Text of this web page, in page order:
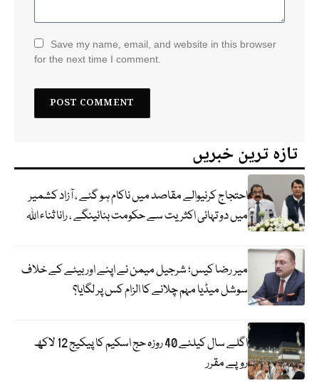
Save my name, email, and website in this browser
for the next time I comment.
تازہ ترین خبریں
احتجاج کرنیوالے مقاصد میں ناکام ہو گئے ، آزاد کشمیر
میں دو تہائی اکثریت سے حکومت بنائینگے ، رانا ثناء اللہ
میر رضا کیس؛ شرجیل میمن نے اپنے اور بیٹے کے خلاف
سوشل میڈیا مہم چلانے کا الزام کس پر لگایا؟
اگلے سال کیلئے 40 روزہ حج اسکیم کا پیکیج 12 لاکھ
روپے مقرر